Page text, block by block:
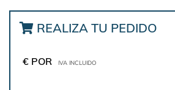
REALIZA TU PEDIDO
€ POR IVA INCLUIDO